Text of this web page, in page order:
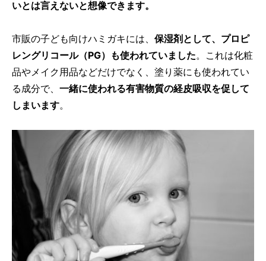
いとは言えないと想像できます。
市販の子ども向けハミガキには、 保湿剤として、プロピ
レングリコール（PG）も使われていました。これは化粧
品やメイク用品などだけでなく、塗り薬にも使われてい
る成分で、 一緒に使われる有害物質の経皮吸収を促して
しまいます。